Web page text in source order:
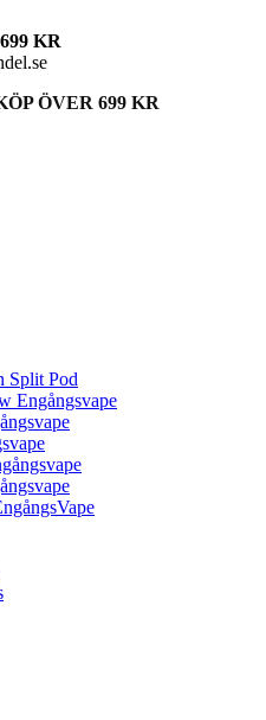
KR
ÖVER 699 KR
Split Pod
Engångsvape